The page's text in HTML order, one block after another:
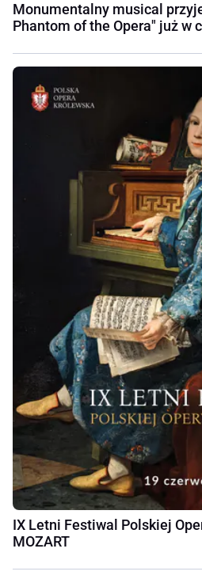
Monumentalny musical
Phantom of the Opera" już w
IX Letni Festiwal Polskiej
MOZART